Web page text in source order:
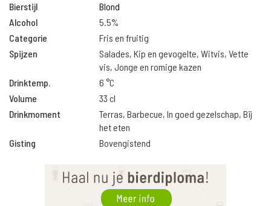
Bierstijl
Blond
Alcohol
5.5%
Categorie
Fris en fruitig
Spijzen
Salades, Kip en gevogelte, Witvis, Vette
vis, Jonge en romige kazen
Drinktemp.
6 °C
Volume
33 cl
Drinkmoment
Terras, Barbecue, In goed gezelschap, Bij
het eten
Gisting
Bovengistend